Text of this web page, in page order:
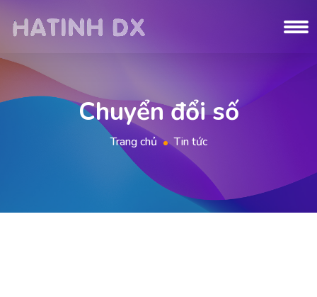
Chuyển đổi số
Trang chủ Tin tức